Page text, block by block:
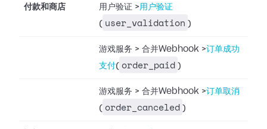
付款和商店 用户验证 >用户验证
( user_validation )
游戏服务 > 合并Webhook >订单成功
支付( order_paid )
游戏服务 > 合并Webhook >订单取消
( order_canceled )